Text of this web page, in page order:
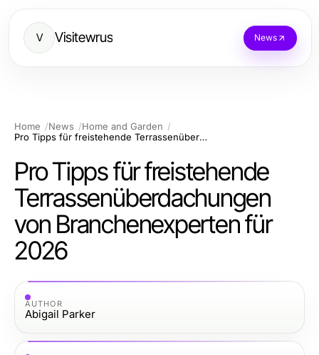
V Visitewrus News
Home News
Home and Garden
Pro Tipps für freistehende Terrassenüberdachungen von Branchenexperten für 2026
Pro Tipps für freistehende
Terrassenüberdachungen
von Branchenexperten für
2026
AUTHOR
Abigail Parker